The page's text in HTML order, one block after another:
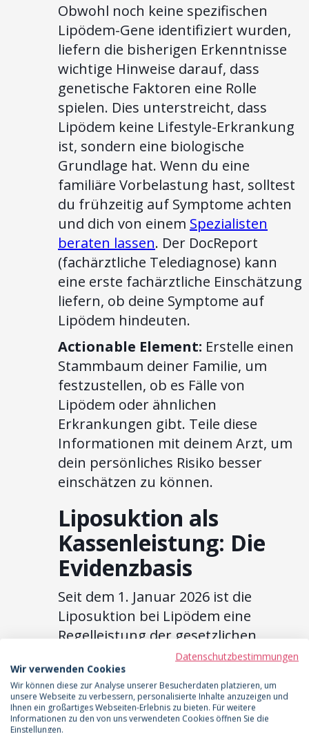
Obwohl noch keine spezifischen
Lipödem-Gene identifiziert wurden,
liefern die bisherigen Erkenntnisse
wichtige Hinweise darauf, dass
genetische Faktoren eine Rolle
spielen. Dies unterstreicht, dass
Lipödem keine Lifestyle-Erkrankung
ist, sondern eine biologische
Grundlage hat. Wenn du eine
familiäre Vorbelastung hast, solltest
du frühzeitig auf Symptome achten
und dich von einem Spezialisten
beraten lassen. Der DocReport
(fachärztliche Telediagnose) kann
eine erste fachärztliche Einschätzung
liefern, ob deine Symptome auf
Lipödem hindeuten.
Actionable Element: Erstelle einen
Stammbaum deiner Familie, um
festzustellen, ob es Fälle von
Lipödem oder ähnlichen
Erkrankungen gibt. Teile diese
Informationen mit deinem Arzt, um
dein persönliches Risiko besser
einschätzen zu können.
Liposuktion als
Kassenleistung: Die
Evidenzbasis
Seit dem 1. Januar 2026 ist die
Liposuktion bei Lipödem eine
Regelleistung der gesetzlichen
Krankenkassen. Diese Entscheidung
basiert auf einer umfassenden
Bewertung der wissenschaftlichen
Evidenz und der Empfehlungen der
Datenschutzbestimmungen
Wir verwenden Cookies
Wir können diese zur Analyse unserer Besucherdaten platzieren, um
unsere Webseite zu verbessern, personalisierte Inhalte anzuzeigen und
Ihnen ein großartiges Webseiten-Erlebnis zu bieten. Für weitere
Informationen zu den von uns verwendeten Cookies öffnen Sie die
Einstellungen.